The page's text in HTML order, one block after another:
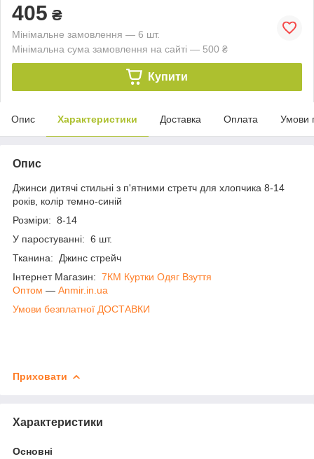
405 ₴
Мінімальне замовлення — 6 шт.
Мінімальна сума замовлення на сайті — 500 ₴
Купити
Опис Характеристики Доставка Оплата Умови
Опис
Джинси дитячі стильні з п'ятними стретч для хлопчика 8-14
років, колір темно-синій
Розміри: 8-14
У паростуванні: 6 шт.
Тканина: Джинс стрейч
Інтернет Магазин: 7КМ Куртки Одяг Взуття
Оптом ― Anmir.in.ua
Умови безплатної ДОСТАВКИ
Приховати
Характеристики
Основні